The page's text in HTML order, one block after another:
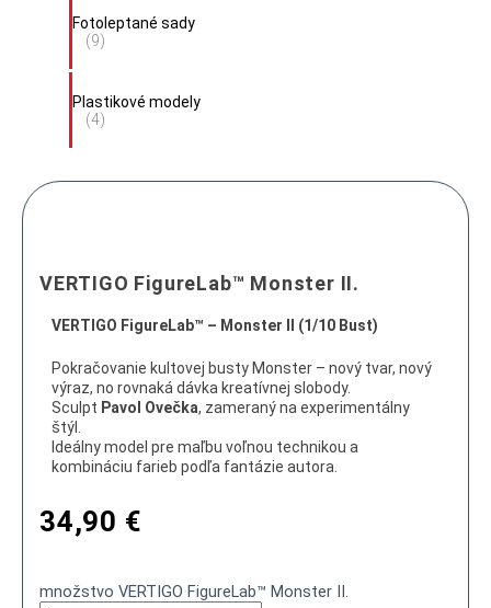
Fotoleptané sady
(9)
Plastikové modely
(4)
VERTIGO FigureLab™ Monster II.
VERTIGO FigureLab™ – Monster II (1/10 Bust)
Pokračovanie kultovej busty Monster – nový tvar, nový
výraz, no rovnaká dávka kreatívnej slobody.
Sculpt Pavol Ovečka, zameraný na experimentálny
štýl.
Ideálny model pre maľbu voľnou technikou a
kombináciu farieb podľa fantázie autora.
34,90 €
množstvo VERTIGO FigureLab™ Monster II.